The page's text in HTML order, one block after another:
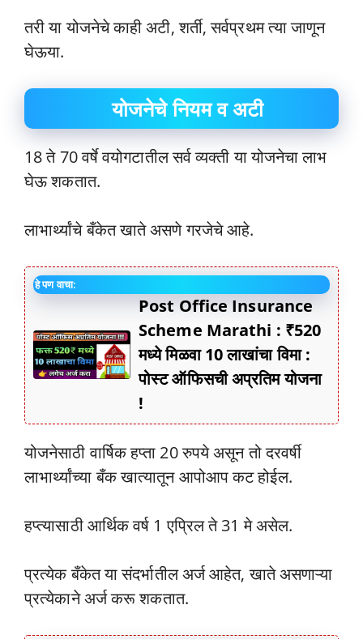
तरी या योजनेचे काही अटी, शर्ती, सर्वप्रथम त्या जाणून
घेऊया.
योजनेचे नियम व अटी
18 ते 70 वर्षे वयोगटातील सर्व व्यक्ती या योजनेचा लाभ
घेऊ शकतात.
लाभार्थ्यांचे बँकेत खाते असणे गरजेचे आहे.
हे पण वाचा:
Post Office Insurance
Scheme Marathi : ₹520
मध्ये मिळवा 10 लाखांचा विमा :
पोस्ट ऑफिसची अप्रतिम योजना
!
योजनेसाठी वार्षिक हप्ता 20 रुपये असून तो दरवर्षी
लाभार्थ्यांच्या बँक खात्यातून आपोआप कट होईल.
हप्त्यासाठी आर्थिक वर्ष 1 एप्रिल ते 31 मे असेल.
प्रत्येक बँकेत या संदर्भातील अर्ज आहेत, खाते असणाऱ्या
प्रत्येकाने अर्ज करू शकतात.